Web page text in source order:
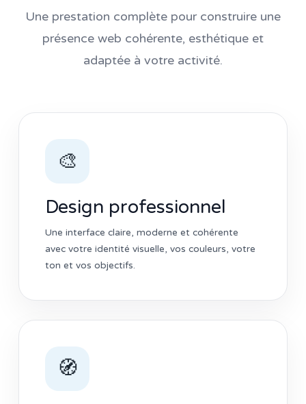
Une prestation complète pour construire une
présence web cohérente, esthétique et
adaptée à votre activité.
🎨
Design professionnel
Une interface claire, moderne et cohérente
avec votre identité visuelle, vos couleurs, votre
ton et vos objectifs.
🧭